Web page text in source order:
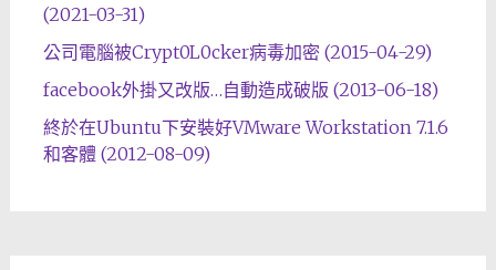
(2021-03-31)
公司電腦被Crypt0L0cker病毒加密 (2015-04-29)
facebook外掛又改版…自動造成破版 (2013-06-18)
終於在Ubuntu下安裝好VMware Workstation 7.1.6
和客體 (2012-08-09)